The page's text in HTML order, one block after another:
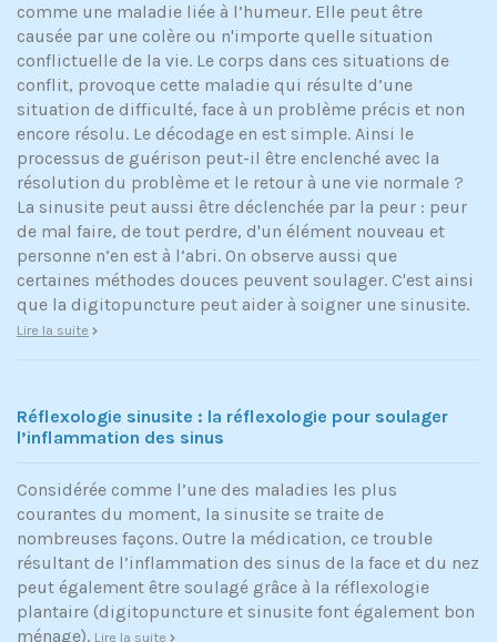
comme une maladie liée à l’humeur. Elle peut être
causée par une colère ou n'importe quelle situation
conflictuelle de la vie. Le corps dans ces situations de
conflit, provoque cette maladie qui résulte d’une
situation de difficulté, face à un problème précis et non
encore résolu. Le décodage en est simple. Ainsi le
processus de guérison peut-il être enclenché avec la
résolution du problème et le retour à une vie normale ?
La sinusite peut aussi être déclenchée par la peur : peur
de mal faire, de tout perdre, d'un élément nouveau et
personne n’en est à l’abri. On observe aussi que
certaines méthodes douces peuvent soulager. C'est ainsi
que la digitopuncture peut aider à soigner une sinusite.
Lire la suite
Réflexologie sinusite : la réflexologie pour soulager
l’inflammation des sinus
Considérée comme l’une des maladies les plus
courantes du moment, la sinusite se traite de
nombreuses façons. Outre la médication, ce trouble
résultant de l’inflammation des sinus de la face et du nez
peut également être soulagé grâce à la réflexologie
plantaire (digitopuncture et sinusite font également bon
ménage). Lire la suite